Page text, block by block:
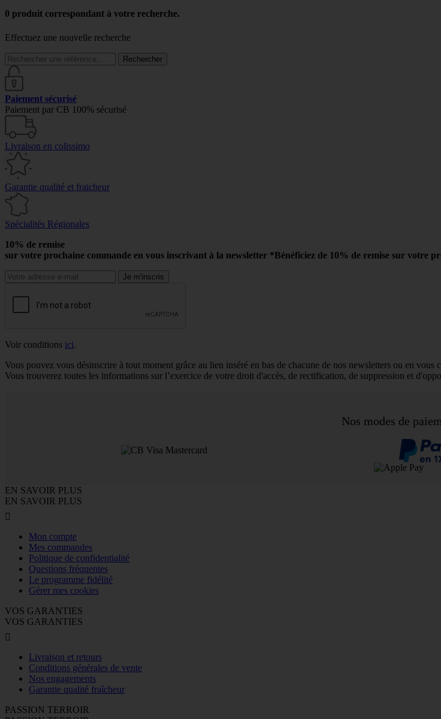
0 produit correspondant à votre recherche.
Effectuez une nouvelle recherche
Rechercher
Paiement sécurisé
Paiement par CB 100% sécurisé
Livraison en colissimo
Garantie qualité et fraicheur
Spécialités Régionales
10% de remise
sur votre prochaine commande en vous inscrivant à la newsletter *Bénéficiez de 10% de remise sur votre
Voir conditions ici.
Vous pouvez vous désinscrire à tout moment grâce au lien inséré en bas de chacune de nos newsletters ou en vous
Vous trouverez toutes les informations sur l’exercice de votre droit d'accès, de rectification, de suppression et
Nos modes de
EN SAVOIR PLUS
EN SAVOIR PLUS

Mon compte
Mes commandes
Politique de confidentialité
Questions fréquentes
Le programme fidélité
Gérer mes cookies
VOS GARANTIES
VOS GARANTIES

Livraison et retours
Conditions générales de vente
Nos engagements
Garantie qualité fraîcheur
PASSION TERROIR